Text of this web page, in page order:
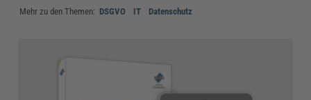
Mehr zu den Themen: DSGVO IT Datenschutz